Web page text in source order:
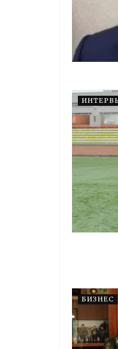
БИЗНЕС